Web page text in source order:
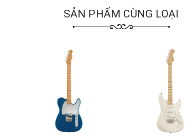
SẢN PHẨM CÙNG LOẠI